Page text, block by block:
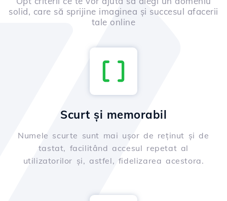
solid, care să sprijine imaginea și succesul afacerii
tale online
Scurt și memorabil
Numele scurte sunt mai ușor de reținut și de
tastat, facilitând accesul repetat al
utilizatorilor și, astfel, fidelizarea acestora.